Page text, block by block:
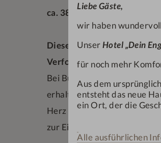
Liebe Gäste,
wir haben
UnserHotel „Dein
für noch mehr
Aus dem
entsteht das neue
ein Ort, der die
Alle ausführlichen
ca. 38 qm, im Stammhaus
Dieses Zimmer hat einen
Verfolgen Sie hierbei die
Bei Buchung dieses
erhalten Sie vor Ort, pro
Herz im Wert von € 10,00
zur Einlösung im Restaurant,